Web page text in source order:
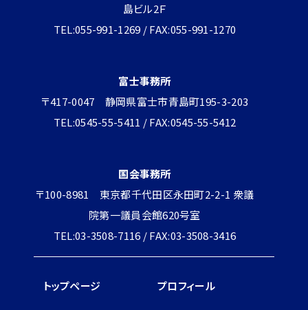
島ビル2Ｆ
TEL:055-991-1269 / FAX:055-991-1270
富士事務所
〒417-0047 静岡県富士市青島町195-3-203
TEL:0545-55-5411 / FAX:0545-55-5412
国会事務所
〒100-8981 東京都千代田区永田町2-2-1 衆議
院第一議員会館620号室
TEL:03-3508-7116 / FAX:03-3508-3416
トップページ プロフィール